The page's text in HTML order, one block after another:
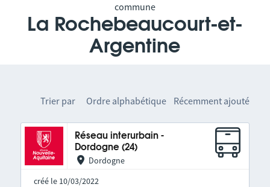
commune
La Rochebeaucourt-et-
Argentine
Trier par Ordre alphabétique Récemment ajouté
Réseau interurbain -
Dordogne (24)
Dordogne
créé le 10/03/2022